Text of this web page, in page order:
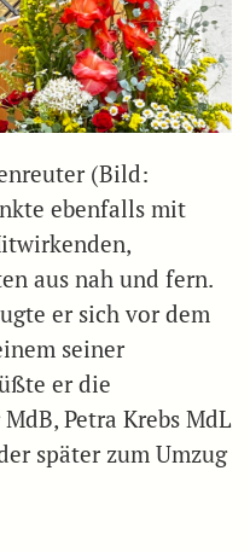
(Bild:
ebenfalls mit
aus nah und fern.
er sich vor dem
seiner
er die
Petra Krebs MdL
später zum Umzug